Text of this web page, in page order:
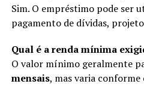
Sim. O empréstimo pode ser
pagamento de dívidas,
Qual é a renda mínima
O valor mínimo geralmente
mensais, mas varia